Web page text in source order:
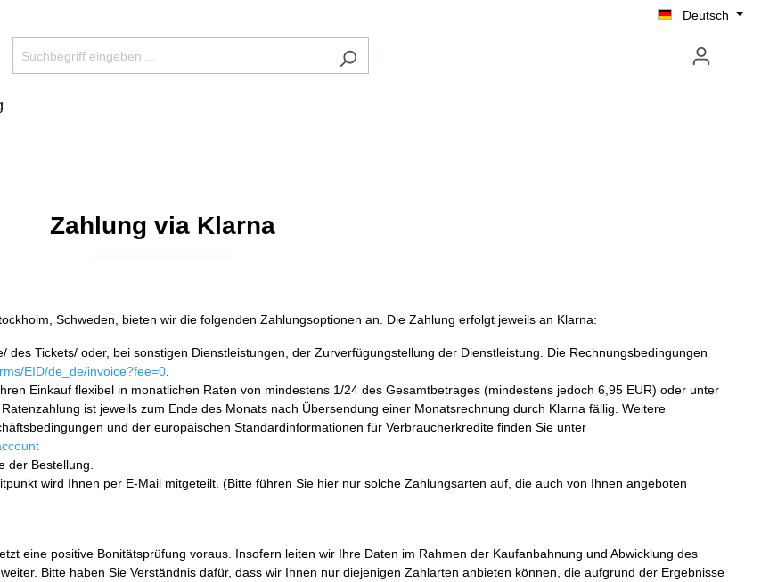
Deutsch
Zahlung via Klarna
Schweden, bieten wir die folgenden Zahlungsoptionen an. Die Zahlung erfolgt jeweils an Klarna:
des Tickets/ oder, bei sonstigen Dienstleistungen, der Zurverfügungstellung der Dienstleistung. Die Rechnungsbedingungen
EID/de_de/invoice?fee=0
Einkauf flexibel in monatlichen Raten von mindestens 1/24 des Gesamtbetrages (mindestens jedoch 6,95 EUR) oder unter
ist jeweils zum Ende des Monats nach Übersendung einer Monatsrechnung durch Klarna fällig. Weitere
und der europäischen Standardinformationen für Verbraucherkredite finden Sie unter
der Bestellung.
wird Ihnen per E-Mail mitgeteilt. (Bitte führen Sie hier nur solche Zahlungsarten auf, die auch von Ihnen angeboten
eine positive Bonitätsprüfung voraus. Insofern leiten wir Ihre Daten im Rahmen der Kaufanbahnung und Abwicklung des
Bitte haben Sie Verständnis dafür, dass wir Ihnen nur diejenigen Zahlarten anbieten können, die aufgrund der Ergebnisse